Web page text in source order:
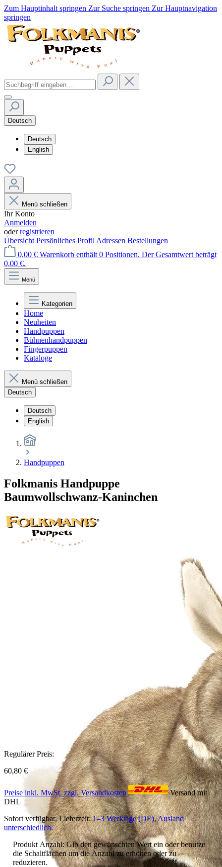
Zum Hauptinhalt springen Zur Suche springen Zur Hauptnavigation
springen
Deutsch
Deutsch
English
Menü schließen
Ihr Konto
Anmelden
oderregistrieren
Übersicht Persönliches Profil Adressen Bestellungen
0,00 € Warenkorb enthält 0 Positionen. Der Gesamtwert beträgt
0,00 €.
Menü
Kategorien
Home
Neuheiten
Handpuppen
Bühnenhandpuppen
Fingerpuppen
Kataloge
Menü schließen
Deutsch
Deutsch
English
Handpuppen
Folkmanis Handpuppe
Baumwollschwanz-Kaninchen
Regulärer Preis:
60,80 €
Preise inkl. MwSt. zzgl. Versandkosten
Versand mit
DHL
Sofort verfügbar, Lieferzeit:1–3 Werktage (DE), Ausland
unterschiedlich.
Produkt Anzahl: Gib den gewünschten Wert ein oder benutze
die Schaltflächen um die Anzahl zu erhöhen oder zu
reduzieren.